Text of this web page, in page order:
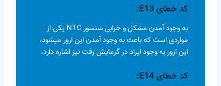
کد خطایE13
:
به وجود آمدن مشکل و خرابی سنسور NTC یکی از
مواردی است که باعث به وجود آمدن این ارور میشود،
این ارور به وجود ایراد در گرمایش رفت نیز اشاره دارد.
کد خطایE14
: